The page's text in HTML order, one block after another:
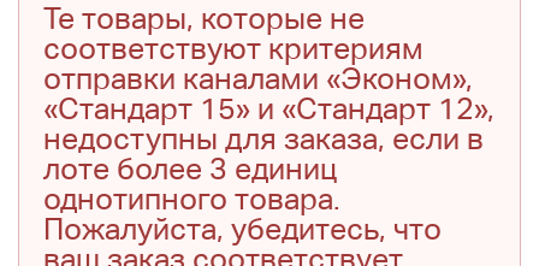
Те товары, которые не
соответствуют критериям
отправки каналами «Эконом»,
«Стандарт 15» и «Стандарт 12»,
недоступны для заказа, если в
лоте более 3 единиц
однотипного товара.
Пожалуйста, убедитесь, что